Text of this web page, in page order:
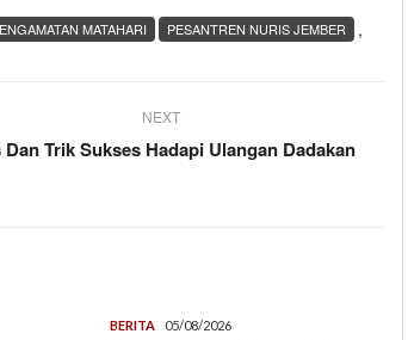
,
MATAHARI PESANTREN NURIS JEMBER
NEXT
Dan Trik Sukses Hadapi Ulangan Dadakan
BERITA 05/08/2026